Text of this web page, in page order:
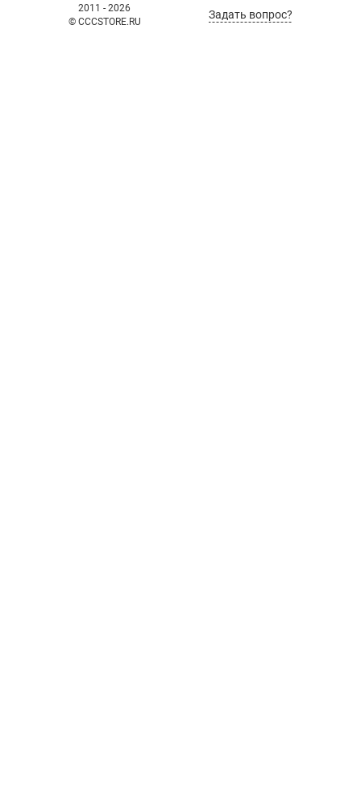
2011 - 2026
© CCCSTORE.RU
Задать вопрос?